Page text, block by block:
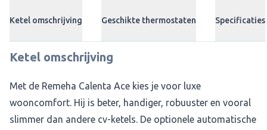
Ketel omschrijving Geschikte thermostaten Specificaties
Ketel omschrijving
Met de Remeha Calenta Ace kies je voor luxe
wooncomfort. Hij is beter, handiger, robuuster en vooral
slimmer dan andere cv-ketels. De optionele automatische